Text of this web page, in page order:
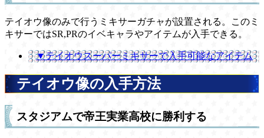
テイオウ像のみで行うミキサーガチャが設置される。このミ
キサーではSR,PRのイベキャラやアイテムが入手できる。
▼テイオウスーパーミキサーで入手可能なアイテム
テイオウ像の入手方法
スタジアムで帝王実業高校に勝利する